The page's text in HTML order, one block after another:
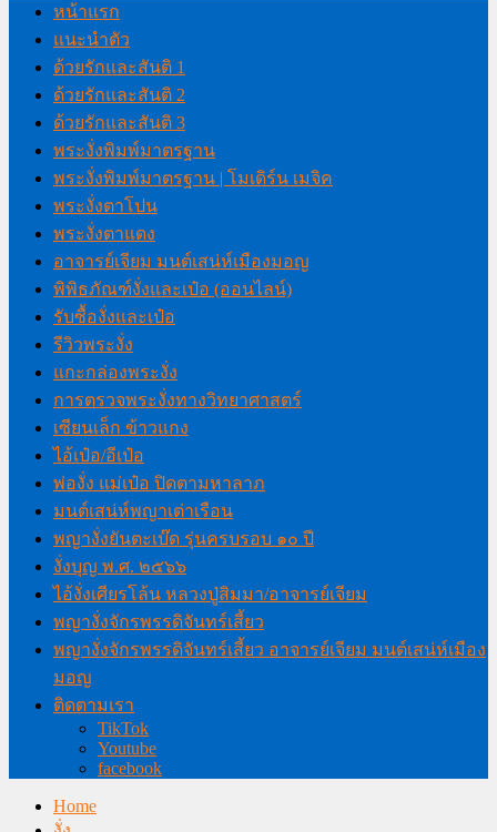
หน้าแรก
แนะนำตัว
ด้วยรักและสันติ 1
ด้วยรักและสันติ 2
ด้วยรักและสันติ 3
พระงั่งพิมพ์มาตรฐาน
พระงั่งพิมพ์มาตรฐาน | โมเดิร์น เมจิค
พระงั่งตาโปน
พระงั่งตาแดง
อาจารย์เจียม มนต์เสน่ห์เมืองมอญ
พิพิธภัณฑ์งั่งและเป๋อ (ออนไลน์)
รับซื้องั่งและเป๋อ
รีวิวพระงั่ง
แกะกล่องพระงั่ง
การตรวจพระงั่งทางวิทยาศาสตร์
เซียนเล็ก ข้าวแกง
ไอ้เป๋อ/อีเป๋อ
พ่องั่ง แม่เป๋อ ปิดตามหาลาภ
มนต์เสน่ห์พญาเต่าเรือน
พญางั่งยันตะเบ๊ด รุ่นครบรอบ ๑๐ ปี
งั่งบุญ พ.ศ. ๒๕๖๖
ไอ้งั่งเศียรโล้น หลวงปู่สิมมา/อาจารย์เจียม
พญางั่งจักรพรรดิจันทร์เสี้ยว
พญางั่งจักรพรรดิจันทร์เสี้ยว อาจารย์เจียม มนต์เสน่ห์เมือง
มอญ
ติดตามเรา
TikTok
Youtube
facebook
Home